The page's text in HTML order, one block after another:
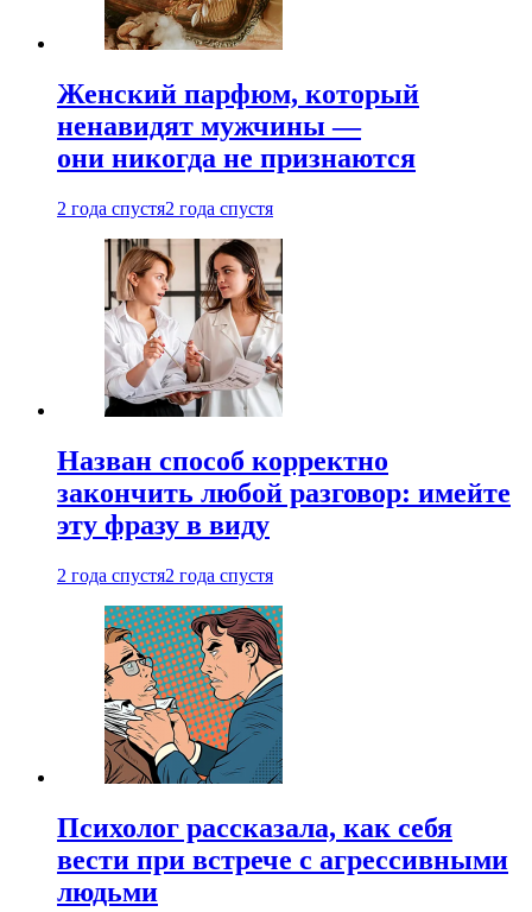
Женский парфюм, который
ненавидят мужчины —
они никогда не признаются
2 года спустя2 года спустя
Назван способ корректно
закончить любой разговор: имейте
эту фразу в виду
2 года спустя2 года спустя
Психолог рассказала, как себя
вести при встрече с агрессивными
людьми